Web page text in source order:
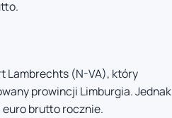
Lambrechts (N-VA), który
prowincji Limburgia. Jednak
euro brutto rocznie.